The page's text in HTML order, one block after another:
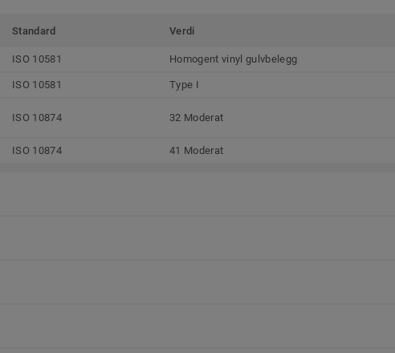
Standard Verdi
ISO 10581 Homogent vinyl gulvbelegg
ISO 10581 Type I
ISO 10874 32 Moderat
ISO 10874 41 Moderat